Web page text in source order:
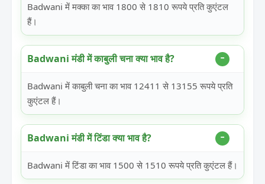
Badwani में मक्का का भाव 1800 से 1810 रूपये प्रति कुएंटल
हैं।
Badwani मंडी में काबुली चना क्या भाव है?
Badwani में काबुली चना का भाव 12411 से 13155 रूपये प्रति
कुएंटल हैं।
Badwani मंडी में टिंडा क्या भाव है?
Badwani में टिंडा का भाव 1500 से 1510 रूपये प्रति कुएंटल हैं।